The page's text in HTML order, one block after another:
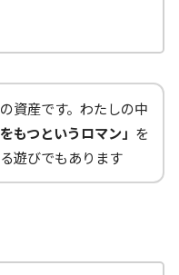
資産です。わたしの中
もつというロマン」 を
遊びでもあります